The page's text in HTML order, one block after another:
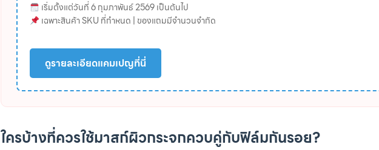
เริ่มตั้งแต่วันที่ 6 กุมภาพันธ์ 2569 เป็นต้นไป
เฉพาะสินค้า SKU ที่กำหนด | ของแถมมีจำนวนจำกัด
ดูรายละเอียดแคมเปญที่นี่
ใครบ้างที่ควรใช้มาสก์ผิวกระจกควบคู่กับฟิล์มกันรอย?